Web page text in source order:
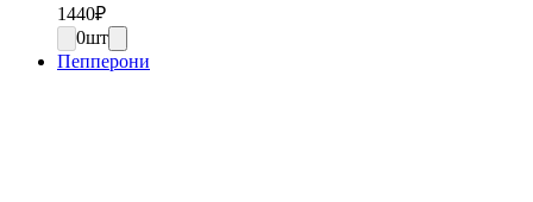
1440₽
0шт
Пепперони